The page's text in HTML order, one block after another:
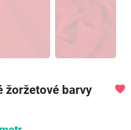
žoržetové barvy favorite